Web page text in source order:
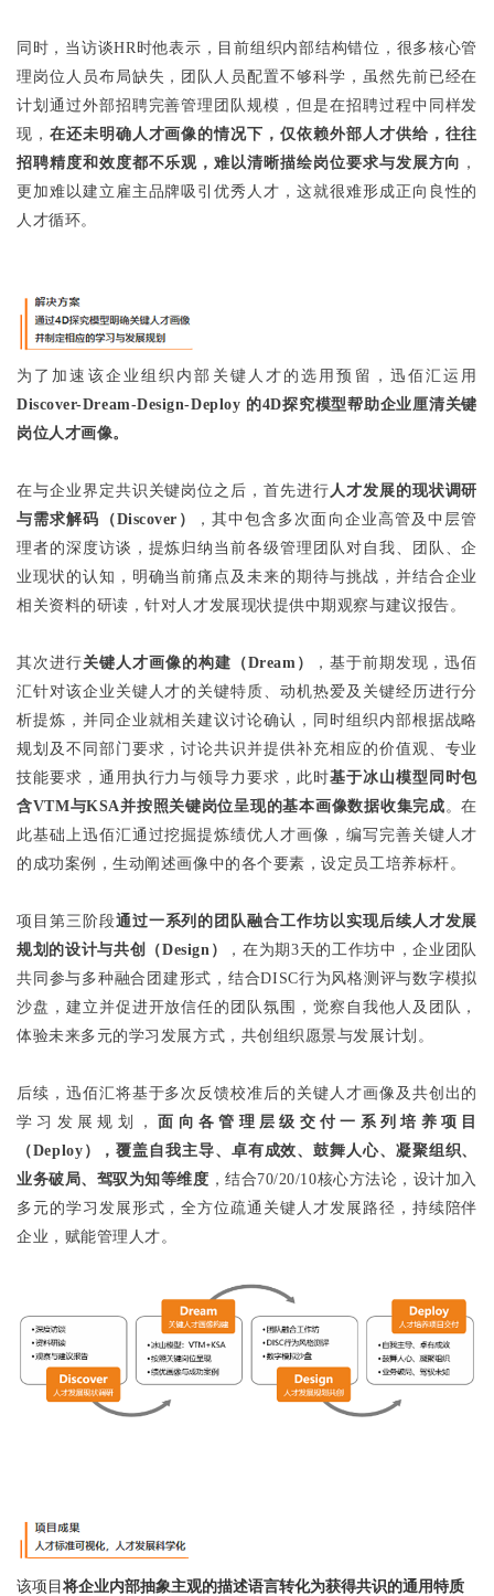
同时，当访谈HR时他表示，目前组织内部结构错位，很多核心管
理岗位人员布局缺失，团队人员配置不够科学，虽然先前已经在
计划通过外部招聘完善管理团队规模，但是在招聘过程中同样发
现， 在还未明确人才画像的情况下，仅依赖外部人才供给，往往
招聘精度和效度都不乐观，难以清晰描绘岗位要求与发展方向 ，
更加难以建立雇主品牌吸引优秀人才，这就很难形成正向良性的
人才循环。
为了加速该企业组织内部关键人才的选用预留，迅佰汇运用
Discover-Dream-Design-Deploy 的4D探究模型帮助企业厘清关键
岗位人才画像。
在与企业界定共识关键岗位之后，首先进行 人才发展的现状调研
与需求解码（Discover）
，其中包含多次面向企业高管及中层管
理者的深度访谈，提炼归纳当前各级管理团队对自我、团队、企
业现状的认知，明确当前痛点及未来的期待与挑战，并结合企业
相关资料的研读，针对人才发展现状提供中期观察与建议报告。
其次进行关键人才画像的构建（Dream）
，基于前期发现，迅佰
汇针对该企业关键人才的关键特质、动机热爱及关键经历进行分
析提炼，并同企业就相关建议讨论确认，同时组织内部根据战略
规划及不同部门要求，讨论共识并提供补充相应的价值观、专业
技能要求，通用执行力与领导力要求，此时基于冰山模型同时包
含VTM与KSA并按照关键岗位呈现的基本画像数据收集完成 。在
此基础上迅佰汇通过挖掘提炼绩优人才画像，编写完善关键人才
的成功案例，生动阐述画像中的各个要素，设定员工培养标杆。
项目第三阶段通过一系列的团队融合工作坊以实现后续人才发展
规划的设计与共创（Design）
，在为期3天的工作坊中，企业团队
共同参与多种融合团建形式，结合DISC行为风格测评与数字模拟
沙盘，建立并促进开放信任的团队氛围，觉察自我他人及团队，
体验未来多元的学习发展方式，共创组织愿景与发展计划。
后续，迅佰汇将基于多次反馈校准后的关键人才画像及共创出的
学习发展规划， 面向各管理层级交付一系列培养项目
（Deploy），覆盖自我主导、卓有成效、鼓舞人心、凝聚组织、
业务破局、驾驭为知等维度 ，结合70/20/10核心方法论，设计加入
多元的学习发展形式，全方位疏通关键人才发展路径，持续陪伴
企业，赋能管理人才。
该项目将企业内部抽象主观的描述语言转化为获得共识的通用特质